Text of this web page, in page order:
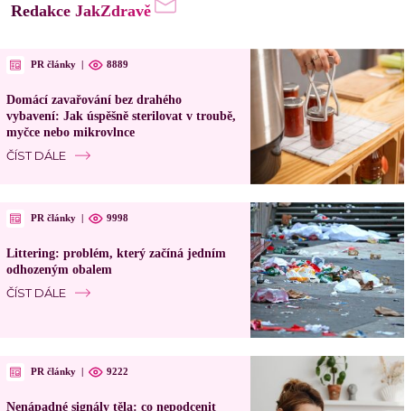
Redakce JakZdravě
PR články 8889
Domácí zavařování bez drahého
vybavení: Jak úspěšně sterilovat v troubě,
myčce nebo mikrovlnce
ČÍST DÁLE
PR články 9998
Littering: problém, který začíná jedním
odhozeným obalem
ČÍST DÁLE
PR články 9222
Nenápadné signály těla: co nepodcenit